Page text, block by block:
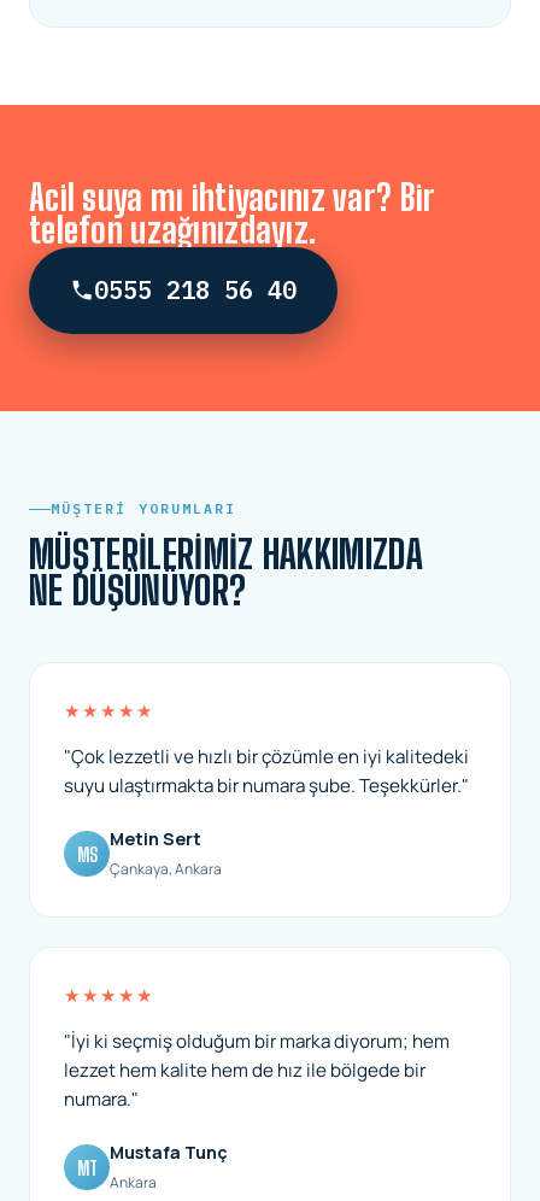
Acil suya mı ihtiyacınız var? Bir
telefon uzağınızdayız.
0555 218 56 40
MÜŞTERI YORUMLARI
MÜŞTERILERIMIZ HAKKIMIZDA
NE DÜŞÜNÜYOR?
★★★★★
"Çok lezzetli ve hızlı bir çözümle en iyi kalitedeki
suyu ulaştırmakta bir numara şube. Teşekkürler."
MS
Metin Sert
Çankaya, Ankara
★★★★★
"İyi ki seçmiş olduğum bir marka diyorum; hem
lezzet hem kalite hem de hız ile bölgede bir
numara."
MT
Mustafa Tunç
Ankara